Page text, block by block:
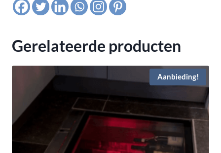
Gerelateerde producten
Aanbieding!